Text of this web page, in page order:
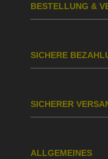
BESTELLUNG &
SICHERE
SICHERER
ALLGEMEINES